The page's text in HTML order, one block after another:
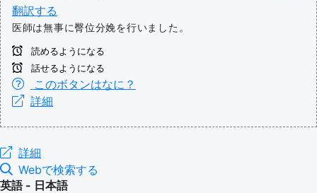
翻訳する
医師は無事に臀位分娩を行いました。
読めるようになる
話せるようになる
このボタンはなに？
詳細
詳細
Webで検索する
英語 - 日本語